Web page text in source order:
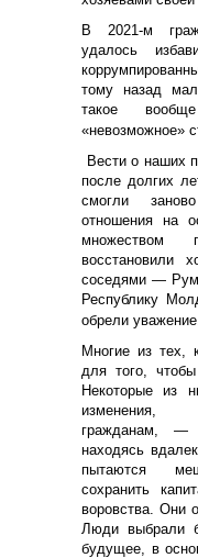
В 2021-м
удалось
тому назад
такое
«невозможное»
Вести о наших
после долгих
смогли
отношения на
множеством
восстановили
соседями —
Республику
обрели уважение.
Многие из тех,
для того,
Некоторые из
изменения,
гражданам, —
находясь
пытаются
сохранить
воровства. Они
Люди выбрали
будущее, в